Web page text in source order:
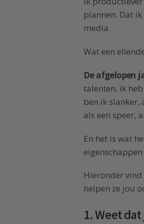
plannen. Dat
media.
Wat een
De afgelopen
talenten, ik
ben ik slanker,
als een speer,
En het is wat
Hieronder
helpen ze jou
1. Weet dat